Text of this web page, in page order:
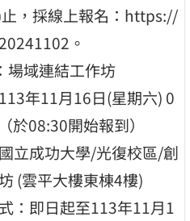
，採線上報名：https://
。
場域連結工作坊
年11月16日(星期六) 0
於08:30開始報到）
立成功大學/光復校區/創
(雲平大樓東棟4樓)
：即日起至113年11月1